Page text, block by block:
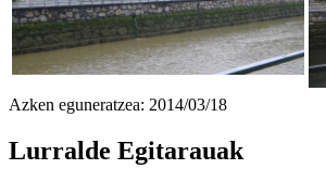
Azken eguneratzea: 2014/03/18
Lurralde Egitarauak